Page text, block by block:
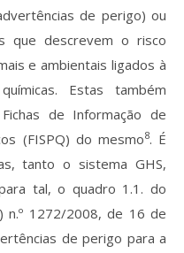
de perigo) ou
que descrevem o risco
e ambientais ligados à
Estas também
de Informação de
(FISPQ) do mesmo8. É
tanto o sistema GHS,
tal, o quadro 1.1. do
n.º 1272/2008, de 16 de
de perigo para a